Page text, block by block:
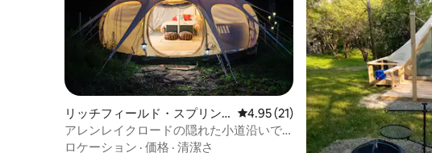
リッチフィールド・スプリン
グスのテント
レビュー21件、5つ星中4.95つ星の
4.95 (21)
アレンレイクロードの隠れた小道沿いで
グランピング
ロケーション · 価格 · 清潔さ